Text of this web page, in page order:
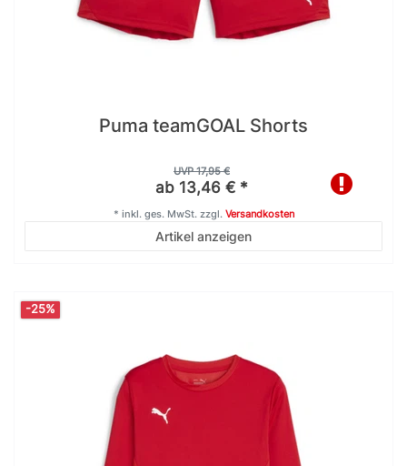
Puma teamGOAL Shorts
UVP 17,95 €
ab 13,46 € *
Artikel anzeigen
* inkl. ges. MwSt.zzgl. Versandkosten
-25%